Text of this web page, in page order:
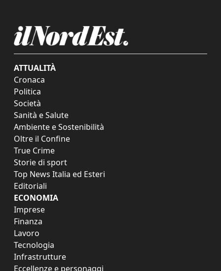
ATTUALITÀ
Cronaca
Politica
Società
Sanità e Salute
Ambiente e Sostenibilità
Oltre il Confine
True Crime
Storie di sport
Top News Italia ed Esteri
Editoriali
ECONOMIA
Imprese
Finanza
Lavoro
Tecnologia
Infrastrutture
Eccellenze e personaggi